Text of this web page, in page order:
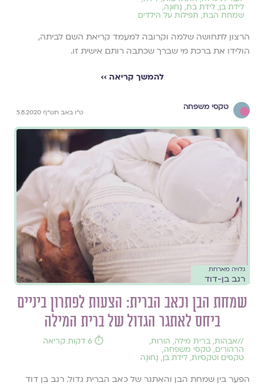
לידת בן, לידת בת, נָחוּגָה,
שמחת הבת, תפילות על הילדים
הרצון לתחושה שלמה וקרובה למעמד קריאת השם לביתה,
הולידו את ברכת מי שברך שכתבה רותם אישית זו.
להמשך קריאה ››
טקסי משפחה
ט"ו באב תש"ף 5.8.2020
גלויה מארחת
רגב בן-דוד
שמחת הבן וכאב הברית: הצעות לפתרון ביניים
ביחס לאתגר הגדול של ברית המילה
//אבהות, ברית מילה, הורות,
הרהורים, טקסי משפחה,
טקסים וטקסיות, לידת בן, נָחוּגָה
⏱️ 6 דקות קריאה
הפער בין שמחת הבן והאתגר של כאב הברית גדול. רגב בן דוד